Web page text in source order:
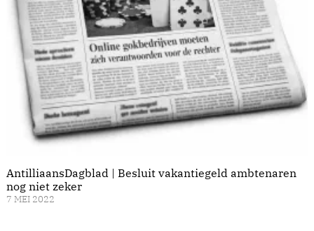
AntilliaansDagblad | Besluit vakantiegeld ambtenaren
nog niet zeker
7 MEI 2022